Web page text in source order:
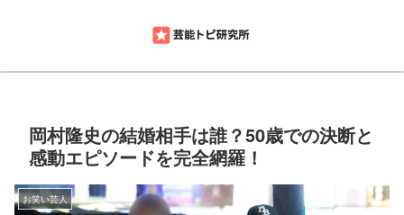
岡村隆史の結婚相手は誰？50歳での決断と
感動エピソードを完全網羅！
お笑い芸人